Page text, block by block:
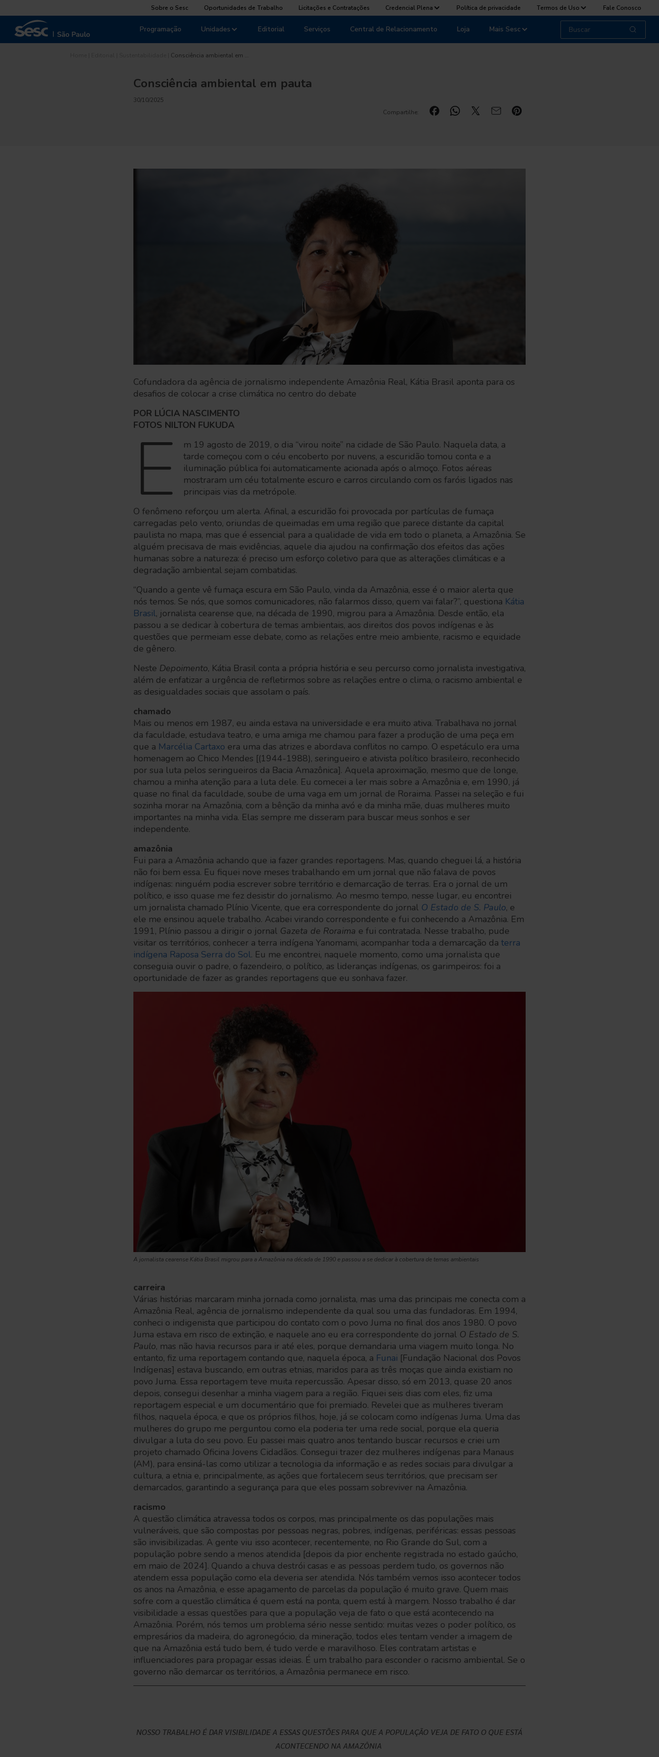
Sobre o Sesc Oportunidades de Trabalho Licitações e Contratações Credencial Plena Política de privacidade Termos de Uso Fale Conosco
Unidades
Programação Editorial Serviços Central de Relacionamento Loja Mais Sesc
Consciência ambiental em …
Consciência ambiental em pauta
30/10/2025
Compartilhe:
Cofundadora da agência de jornalismo independente Amazônia Real, Kátia Brasil aponta para os
desafios de colocar a crise climática no centro do debate
POR LÚCIA NASCIMENTO
FOTOS NILTON FUKUDA
E
m 19 agosto de 2019, o dia “virou noite” na cidade de São Paulo. Naquela data, a
tarde começou com o céu encoberto por nuvens, a escuridão tomou conta e a
iluminação pública foi automaticamente acionada após o almoço. Fotos aéreas
mostraram um céu totalmente escuro e carros circulando com os faróis ligados nas
principais vias da metrópole.
O fenômeno reforçou um alerta. Afinal, a escuridão foi provocada por partículas de fumaça
carregadas pelo vento, oriundas de queimadas em uma região que parece distante da capital
paulista no mapa, mas que é essencial para a qualidade de vida em todo o planeta, a Amazônia. Se
alguém precisava de mais evidências, aquele dia ajudou na confirmação dos efeitos das ações
humanas sobre a natureza: é preciso um esforço coletivo para que as alterações climáticas e a
degradação ambiental sejam combatidas.
“Quando a gente vê fumaça escura em São Paulo, vinda da Amazônia, esse é o maior alerta que
nós temos. Se nós, que somos comunicadores, não falarmos disso, quem vai falar?”, questiona Kátia
Brasil, jornalista cearense que, na década de 1990, migrou para a Amazônia. Desde então, ela
passou a se dedicar à cobertura de temas ambientais, aos direitos dos povos indígenas e às
questões que permeiam esse debate, como as relações entre meio ambiente, racismo e equidade
de gênero.
Neste Depoimento, Kátia Brasil conta a própria história e seu percurso como jornalista investigativa,
além de enfatizar a urgência de refletirmos sobre as relações entre o clima, o racismo ambiental e
as desigualdades sociais que assolam o país.
chamado
Mais ou menos em 1987, eu ainda estava na universidade e era muito ativa. Trabalhava no jornal
da faculdade, estudava teatro, e uma amiga me chamou para fazer a produção de uma peça em
que a Marcélia Cartaxo era uma das atrizes e abordava conflitos no campo. O espetáculo era uma
homenagem ao Chico Mendes [(1944-1988), seringueiro e ativista político brasileiro, reconhecido
por sua luta pelos seringueiros da Bacia Amazônica]. Aquela aproximação, mesmo que de longe,
chamou a minha atenção para a luta dele. Eu comecei a ler mais sobre a Amazônia e, em 1990, já
quase no final da faculdade, soube de uma vaga em um jornal de Roraima. Passei na seleção e fui
sozinha morar na Amazônia, com a bênção da minha avó e da minha mãe, duas mulheres muito
importantes na minha vida. Elas sempre me disseram para buscar meus sonhos e ser
independente.
amazônia
Fui para a Amazônia achando que ia fazer grandes reportagens. Mas, quando cheguei lá, a história
não foi bem essa. Eu fiquei nove meses trabalhando em um jornal que não falava de povos
indígenas: ninguém podia escrever sobre território e demarcação de terras. Era o jornal de um
político, e isso quase me fez desistir do jornalismo. Ao mesmo tempo, nesse lugar, eu encontrei
um jornalista chamado Plínio Vicente, que era correspondente do jornal O Estado de S. Paulo, e
ele me ensinou aquele trabalho. Acabei virando correspondente e fui conhecendo a Amazônia. Em
1991, Plínio passou a dirigir o jornal Gazeta de Roraima e fui contratada. Nesse trabalho, pude
visitar os territórios, conhecer a terra indígena Yanomami, acompanhar toda a demarcação da terra
indígena Raposa Serra do Sol. Eu me encontrei, naquele momento, como uma jornalista que
conseguia ouvir o padre, o fazendeiro, o político, as lideranças indígenas, os garimpeiros: foi a
oportunidade de fazer as grandes reportagens que eu sonhava fazer.
A jornalista cearense Kátia Brasil migrou para a Amazônia na década de 1990 e passou a se dedicar à cobertura de temas ambientais
carreira
Várias histórias marcaram minha jornada como jornalista, mas uma das principais me conecta com a
Amazônia Real, agência de jornalismo independente da qual sou uma das fundadoras. Em 1994,
conheci o indigenista que participou do contato com o povo Juma no final dos anos 1980. O povo
Juma estava em risco de extinção, e naquele ano eu era correspondente do jornal O Estado de S.
Paulo, mas não havia recursos para ir até eles, porque demandaria uma viagem muito longa. No
entanto, fiz uma reportagem contando que, naquela época, a Funai [Fundação Nacional dos Povos
Indígenas] estava buscando, em outras etnias, maridos para as três moças que ainda existiam no
povo Juma. Essa reportagem teve muita repercussão. Apesar disso, só em 2013, quase 20 anos
depois, consegui desenhar a minha viagem para a região. Fiquei seis dias com eles, fiz uma
reportagem especial e um documentário que foi premiado. Revelei que as mulheres tiveram
filhos, naquela época, e que os próprios filhos, hoje, já se colocam como indígenas Juma. Uma das
mulheres do grupo me perguntou como ela poderia ter uma rede social, porque ela queria
divulgar a luta do seu povo. Eu passei mais quatro anos tentando buscar recursos e criei um
projeto chamado Oficina Jovens Cidadãos. Consegui trazer dez mulheres indígenas para Manaus
(AM), para ensiná-las como utilizar a tecnologia da informação e as redes sociais para divulgar a
cultura, a etnia e, principalmente, as ações que fortalecem seus territórios, que precisam ser
demarcados, garantindo a segurança para que eles possam sobreviver na Amazônia.
racismo
A questão climática atravessa todos os corpos, mas principalmente os das populações mais
vulneráveis, que são compostas por pessoas negras, pobres, indígenas, periféricas: essas pessoas
são invisibilizadas. A gente viu isso acontecer, recentemente, no Rio Grande do Sul, com a
população pobre sendo a menos atendida [depois da pior enchente registrada no estado gaúcho,
em maio de 2024]. Quando a chuva destrói casas e as pessoas perdem tudo, os governos não
atendem essa população como ela deveria ser atendida. Nós também vemos isso acontecer todos
os anos na Amazônia, e esse apagamento de parcelas da população é muito grave. Quem mais
sofre com a questão climática é quem está na ponta, quem está à margem. Nosso trabalho é dar
visibilidade a essas questões para que a população veja de fato o que está acontecendo na
Amazônia. Porém, nós temos um problema sério nesse sentido: muitas vezes o poder político, os
empresários da madeira, do agronegócio, da mineração, todos eles tentam vender a imagem de
que na Amazônia está tudo bem, é tudo verde e maravilhoso. Eles contratam artistas e
influenciadores para propagar essas ideias. É um trabalho para esconder o racismo ambiental. Se o
governo não demarcar os territórios, a Amazônia permanece em risco.
NOSSO TRABALHO É DAR VISIBILIDADE A ESSAS QUESTÕES PARA QUE A POPULAÇÃO VEJA DE FATO O QUE ESTÁ
ACONTECENDO NA AMAZÔNIA